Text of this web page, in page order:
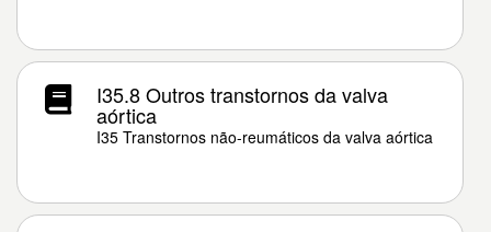
I35.8 Outros transtornos da valva
aórtica
I35 Transtornos não-reumáticos da valva aórtica